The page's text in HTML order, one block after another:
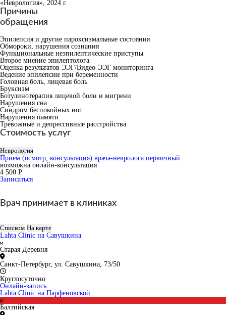
«Неврология», 2024 г.
Причины
обращения
Эпилепсия и другие пароксизмальные состояния
Обмороки, нарушения сознания
Функциональные неэпилептические приступы
Второе мнение эпилептолога
Оценка результатов ЭЭГ/Видео-ЭЭГ мониторинга
Ведение эпилепсии при беременности
Головная боль, лицевая боль
Бруксизм
Ботулинотерапия лицевой боли и мигрени
Нарушения сна
Синдром беспокойных ног
Нарушения памяти
Тревожные и депрессивные расстройства
Стоимость услуг
Неврология
Прием (осмотр, консультация) врача-невролога первичный
возможна онлайн-консультация
4 500 Р
Записаться
Врач принимает в клиниках
Списком На карте
Lahta Clinic на Савушкина
Старая Деревня
Санкт-Петербург, ул. Савушкина, 73/50
Круглосуточно
Онлайн-запись
Lahta Clinic на Парфеновской
Балтийская